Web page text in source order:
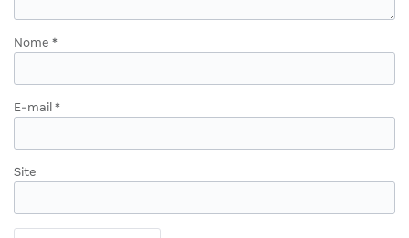
Nome *
E-mail *
Site